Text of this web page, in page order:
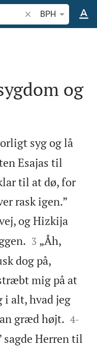
Søg efter bibelvers
BPH
og
syg og lå
Esajas til
til at dø, for
rask igen.”
og Hizkija


3 „Åh,
dog på,
mig på at
i alt, hvad jeg
græd højt. 

4-
Herren til